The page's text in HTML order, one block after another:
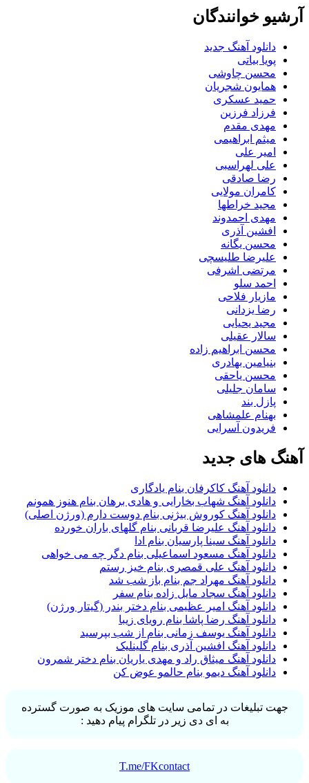
آرشیو خوانندگان
دانلود آهنگ جدید
پویا بیاتی
محسن چاوشی
همایون شجریان
حمید عسکری
فرزاد فرزین
مهدی مقدم
میثم ابراهیمی
امیر علی
علی لهراسبی
رضا صادقی
کامران مولایی
مجید خراطها
مهدی احمدوند
افشین آذری
محسن یگانه
علیرضا طلیسچی
مرتضی اشرفی
احمد سلو
مازیار فلاحی
رضا یزدانی
مجید یحیایی
سالار عقیلی
محسن ابراهیم زاده
بنیامین بهادری
محسن یاحقی
سامان جلیلی
پازل بند
بهنام علمشاهی
فریدون آسرایی
آهنگ های جدید
دانلود آهنگ کاکرفان بنام یادگاری
دانلود آهنگ شهاب بخارایی و هادی برهان بنام هنوز همونم
دانلود آهنگ کوروش بیژنی بنام دوست دارم (ورژن اصلی)
دانلود آهنگ علیرضا قربانی بنام گلهای باران خورده
دانلود آهنگ سینا پارسیان بنام ادا
دانلود آهنگ مسعود اسماعیلی بنام دگر چه می خواهی
دانلود آهنگ علی قمصری بنام خیز رستم
دانلود آهنگ مهراد جم بنام باز شب شد
دانلود آهنگ سجاد مایل زاده بنام سفر
دانلود آهنگ امیر عظیمی بنام دختر بندر (گیتار ورژن)
دانلود آهنگ رضا پاشا بنام رویای زیبا
دانلود آهنگ یوسف زمانی بنام از شب بپرسید
دانلود آهنگ افشین آذری بنام گلینلیک
دانلود آهنگ میثاق راد و مهدی یاریان بنام دختر شمرون
دانلود آهنگ دیمو بنام حالمو عوض کن
جهت تبلیغات در تمامی سایت های موزیک به صورت گسترده
به ای دی زیر در تلگرام پیام دهید :
T.me/FKcontact